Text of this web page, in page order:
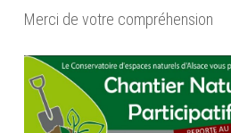
Merci de votre compréhension